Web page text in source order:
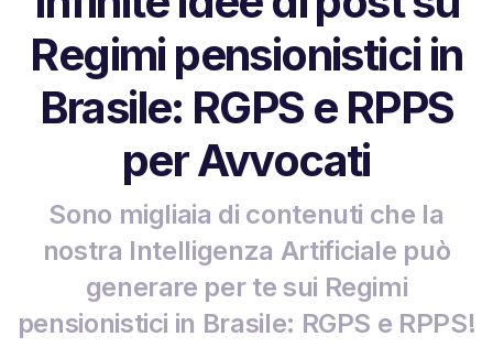
Regimi pensionistici in
Brasile: RGPS e RPPS
per Avvocati
Sono migliaia di contenuti che la
nostra Intelligenza Artificiale può
generare per te sui Regimi
pensionistici in Brasile: RGPS e RPPS!